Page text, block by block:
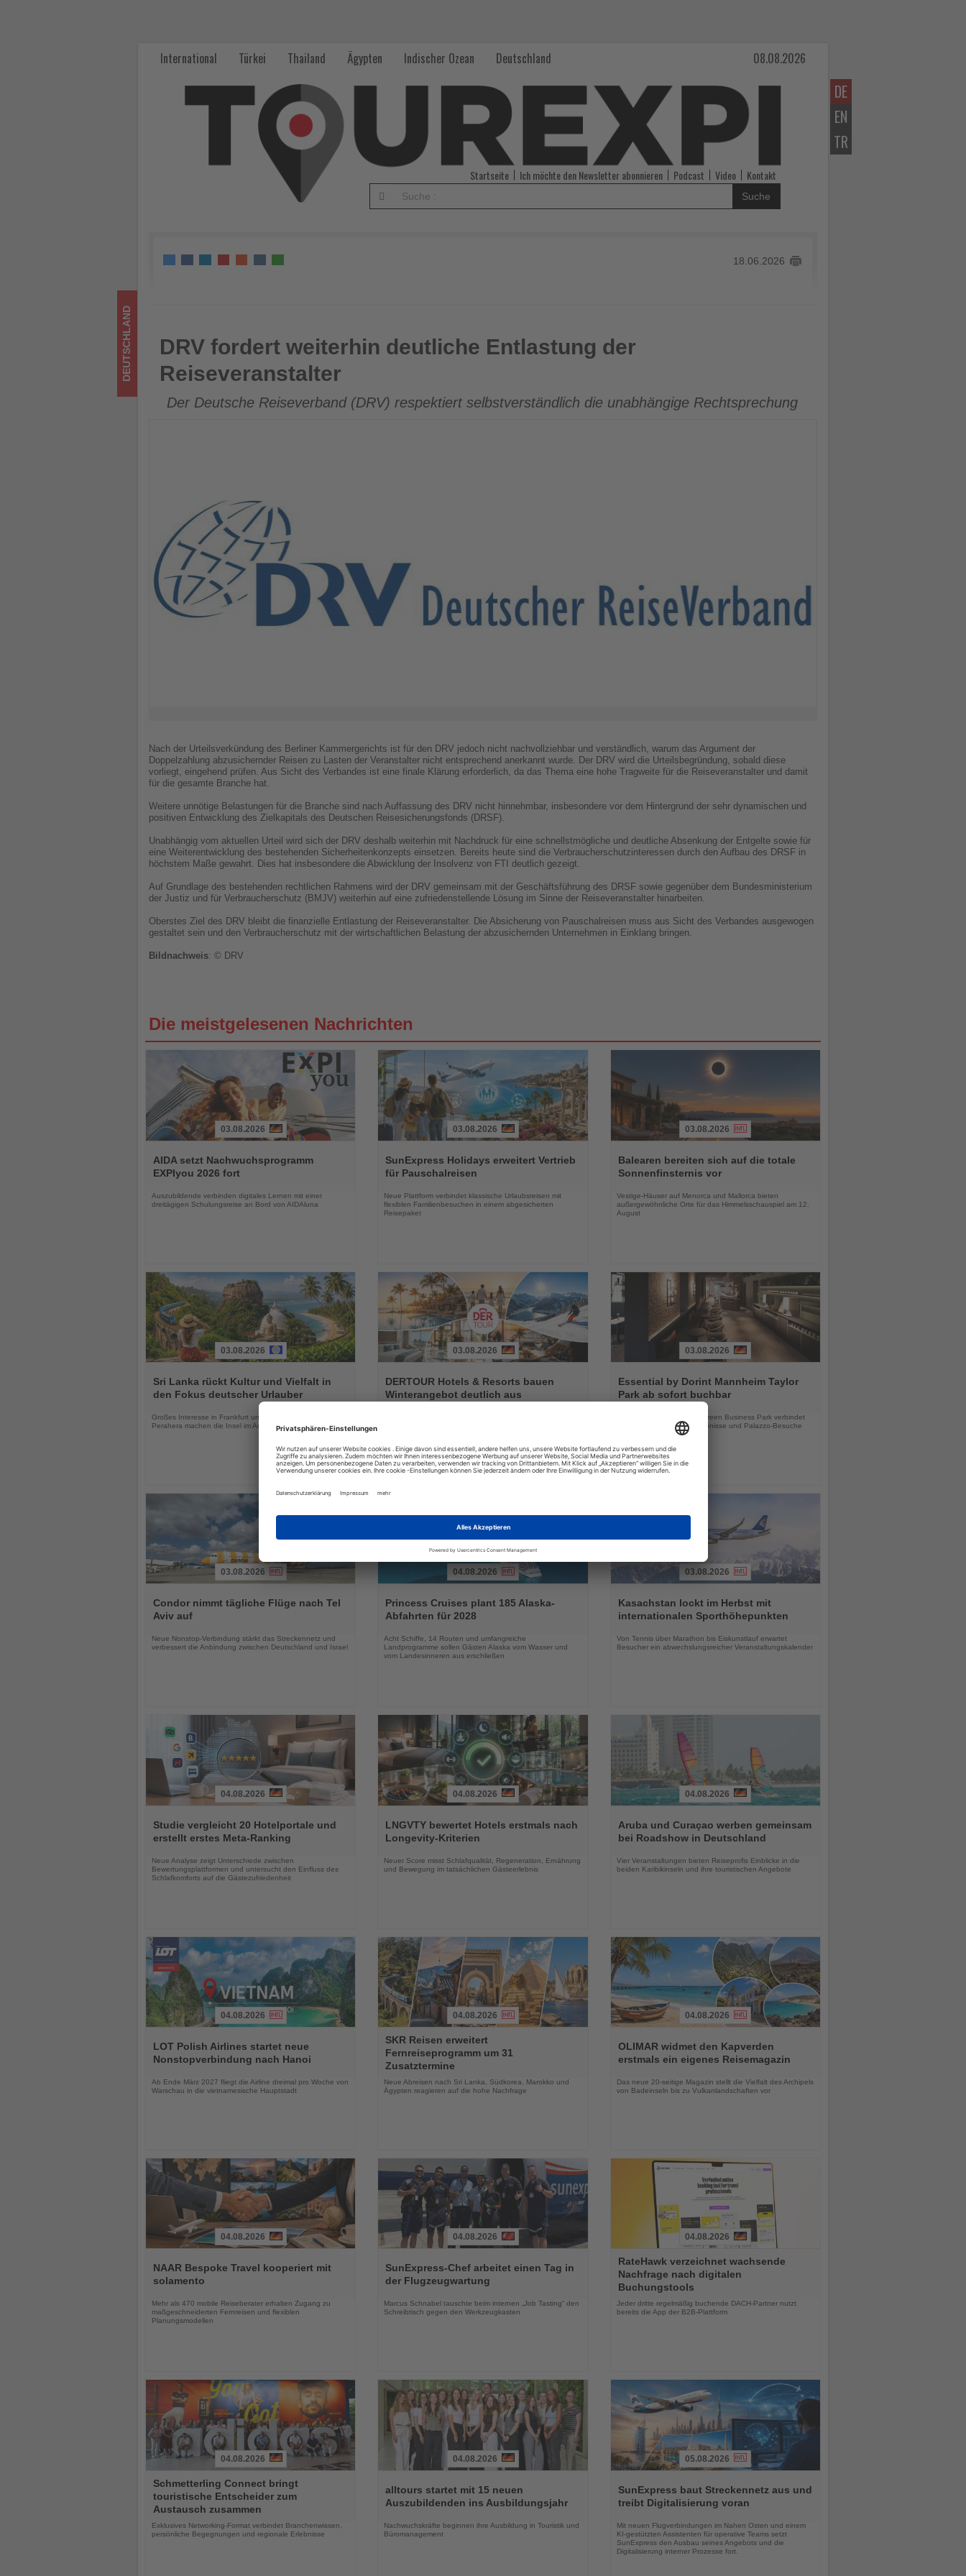
DE
EN
TR
International Türkei Thailand Ägypten Indischer Ozean Deutschland 08.08.2026
Startseite Ich möchte den Newsletter abonnieren Podcast Video Kontakt
Suche
18.06.2026
DRV fordert weiterhin deutliche Entlastung der Reiseveranstalter
DEUTSCHLAND
DRV fordert weiterhin deutliche Entlastung der
Reiseveranstalter
Der Deutsche Reiseverband (DRV) respektiert selbstverständlich die unabhängige Rechtsprechung
Nach der Urteilsverkündung des Berliner Kammergerichts ist für den DRV jedoch nicht nachvollziehbar und verständlich, warum das Argument der
Doppelzahlung abzusichernder Reisen zu Lasten der Veranstalter nicht entsprechend anerkannt wurde. Der DRV wird die Urteilsbegründung, sobald diese
vorliegt, eingehend prüfen. Aus Sicht des Verbandes ist eine finale Klärung erforderlich, da das Thema eine hohe Tragweite für die Reiseveranstalter und damit
für die gesamte Branche hat.
Weitere unnötige Belastungen für die Branche sind nach Auffassung des DRV nicht hinnehmbar, insbesondere vor dem Hintergrund der sehr dynamischen und
positiven Entwicklung des Zielkapitals des Deutschen Reisesicherungsfonds (DRSF).
Unabhängig vom aktuellen Urteil wird sich der DRV deshalb weiterhin mit Nachdruck für eine schnellstmögliche und deutliche Absenkung der Entgelte sowie für
eine Weiterentwicklung des bestehenden Sicherheitenkonzepts einsetzen. Bereits heute sind die Verbraucherschutzinteressen durch den Aufbau des DRSF in
höchstem Maße gewahrt. Dies hat insbesondere die Abwicklung der Insolvenz von FTI deutlich gezeigt.
Auf Grundlage des bestehenden rechtlichen Rahmens wird der DRV gemeinsam mit der Geschäftsführung des DRSF sowie gegenüber dem Bundesministerium
der Justiz und für Verbraucherschutz (BMJV) weiterhin auf eine zufriedenstellende Lösung im Sinne der Reiseveranstalter hinarbeiten.
Oberstes Ziel des DRV bleibt die finanzielle Entlastung der Reiseveranstalter. Die Absicherung von Pauschalreisen muss aus Sicht des Verbandes ausgewogen
gestaltet sein und den Verbraucherschutz mit der wirtschaftlichen Belastung der abzusichernden Unternehmen in Einklang bringen.
Bildnachweis: © DRV
Die meistgelesenen Nachrichten
Sie
die
Nachrichten
03.08.2026
AIDA setzt Nachwuchsprogramm
EXPIyou 2026 fort
Auszubildende verbinden digitales Lernen mit einer
dreitägigen Schulungsreise an Bord von AIDAluna
Sie
die
03.08.2026
SunExpress Holidays erweitert Vertrieb
für Pauschalreisen
Neue Plattform verbindet klassische Urlaubsreisen mit
flexiblen Familienbesuchen in einem abgesicherten
Reisepaket
Sie
die
03.08.2026
Balearen bereiten sich auf die totale
Sonnenfinsternis vor
Vestige-Häuser auf Menorca und Mallorca bieten
außergewöhnliche Orte für das Himmelsschauspiel am 12.
August
Sie
die
03.08.2026
Sri Lanka rückt Kultur und Vielfalt in
den Fokus deutscher Urlauber
Großes Interesse in Frankfurt und das Kandy Esala
Perahera machen die Insel im August besonders attraktiv
Sie
die
Nachrichten
03.08.2026
DERTOUR Hotels & Resorts bauen
Winterangebot deutlich aus
Sie
die
Nachrichten
03.08.2026
Essential by Dorint Mannheim Taylor
Park ab sofort buchbar
Das neue Hotel im Taylor Green Business Park verbindet
Geschäftsreisen, Stadterlebnisse und Palazzo-Besuche
Sie
die
03.08.2026
Condor nimmt tägliche Flüge nach Tel
Aviv auf
Neue Nonstop-Verbindung stärkt das Streckennetz und
verbessert die Anbindung zwischen Deutschland und Israel
Sie
die
04.08.2026
Princess Cruises plant 185 Alaska-
Abfahrten für 2028
Acht Schiffe, 14 Routen und umfangreiche
Landprogramme sollen Gästen Alaska vom Wasser und
vom Landesinneren aus erschließen
Sie
die
03.08.2026
Kasachstan lockt im Herbst mit
internationalen Sporthöhepunkten
Von Tennis über Marathon bis Eiskunstlauf erwartet
Besucher ein abwechslungsreicher Veranstaltungskalender
Sie
die
04.08.2026
Studie vergleicht 20 Hotelportale und
erstellt erstes Meta-Ranking
Neue Analyse zeigt Unterschiede zwischen
Bewertungsplattformen und untersucht den Einfluss des
Schlafkomforts auf die Gästezufriedenheit
Sie
die
Nachrichten
04.08.2026
LNGVTY bewertet Hotels erstmals nach
Longevity-Kriterien
Neuer Score misst Schlafqualität, Regeneration, Ernährung
und Bewegung im tatsächlichen Gästeerlebnis
Sie
die
04.08.2026
Aruba und Curaçao werben gemeinsam
bei Roadshow in Deutschland
Vier Veranstaltungen bieten Reiseprofis Einblicke in die
beiden Karibikinseln und ihre touristischen Angebote
Sie
die
Nachrichten
04.08.2026
LOT Polish Airlines startet neue
Nonstopverbindung nach Hanoi
Ab Ende März 2027 fliegt die Airline dreimal pro Woche von
Warschau in die vietnamesische Hauptstadt
Sie
die
Nachrichten
04.08.2026
SKR Reisen erweitert
Fernreiseprogramm um 31
Zusatztermine
Neue Abreisen nach Sri Lanka, Südkorea, Marokko und
Ägypten reagieren auf die hohe Nachfrage
Sie
die
04.08.2026
OLIMAR widmet den Kapverden
erstmals ein eigenes Reisemagazin
Das neue 20-seitige Magazin stellt die Vielfalt des Archipels
von Badeinseln bis zu Vulkanlandschaften vor
Sie
die
04.08.2026
NAAR Bespoke Travel kooperiert mit
solamento
Mehr als 470 mobile Reiseberater erhalten Zugang zu
maßgeschneiderten Fernreisen und flexiblen
Planungsmodellen
Sie
die
Nachrichten
04.08.2026
SunExpress-Chef arbeitet einen Tag in
der Flugzeugwartung
Marcus Schnabel tauschte beim internen „Job Tasting“ den
Schreibtisch gegen den Werkzeugkasten
Sie
die
Nachrichten
04.08.2026
RateHawk verzeichnet wachsende
Nachfrage nach digitalen
Buchungstools
Jeder dritte regelmäßig buchende DACH-Partner nutzt
bereits die App der B2B-Plattform
Sie
die
Nachrichten
04.08.2026
Schmetterling Connect bringt
touristische Entscheider zum
Austausch zusammen
Exklusives Networking-Format verbindet Branchenwissen,
persönliche Begegnungen und regionale Erlebnisse
Sie
die
04.08.2026
alltours startet mit 15 neuen
Auszubildenden ins Ausbildungsjahr
Nachwuchskräfte beginnen ihre Ausbildung in Touristik und
Büromanagement
Sie
die
Nachrichten
05.08.2026
SunExpress baut Streckennetz aus und
treibt Digitalisierung voran
Mit neuen Flugverbindungen im Nahen Osten und einem
KI-gestützten Assistenten für operative Teams setzt
SunExpress den Ausbau seines Angebots und die
Digitalisierung interner Prozesse fort.